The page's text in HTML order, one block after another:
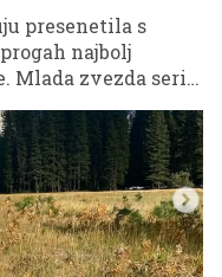
presenetila s
najbolj
Mlada zvezda serije
modnim
modno ikono.